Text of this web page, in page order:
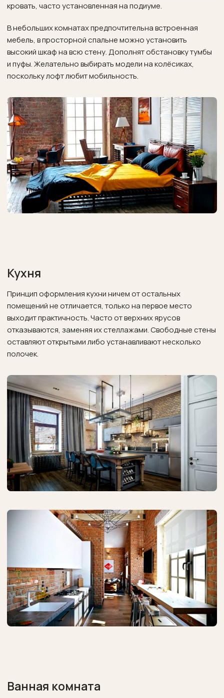
кровать, часто установленная на подиуме.
В небольших комнатах предпочтительна встроенная
мебель, в просторной спальне можно установить
высокий шкаф на всю стену. Дополнят обстановку тумбы
и пуфы. Желательно выбирать модели на колёсиках,
поскольку лофт любит мобильность.
Кухня
Принцип оформления кухни ничем от остальных
помещений не отличается, только на первое место
выходит практичность. Часто от верхних ярусов
отказываются, заменяя их стеллажами. Свободные стены
оставляют открытыми либо устанавливают несколько
полочек.
Ванная комната